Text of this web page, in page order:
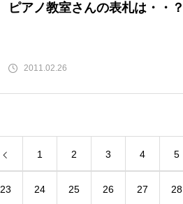
ピアノ教室さんの表札は・・？
2011.02.26
1 2 3 4 5
23 24 25 26 27 28